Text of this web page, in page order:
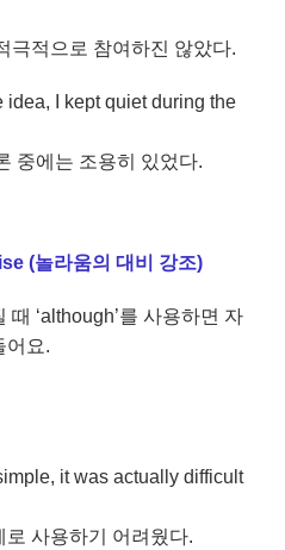
극적으로 참여하진 않았다.
I kept quiet during the
중에는 조용히 있었다.
(놀라움의 대비 강조)
‘although’를 사용하면 자
어요.
it was actually difficult
사용하기 어려웠다.